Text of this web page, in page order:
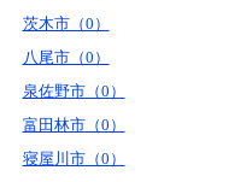
茨木市（0）
八尾市（0）
泉佐野市（0）
富田林市（0）
寝屋川市（0）